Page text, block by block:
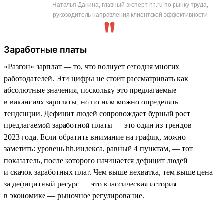
Наталья Данина, главный эксперт hh.ru по рынку труда,
руководитель направления клиентской эффективности
Заработные платы
«Разгон» зарплат — то, что волнует сегодня многих
работодателей. Эти цифры не стоит рассматривать как
абсолютные значения, поскольку это предлагаемые
в вакансиях зарплаты, но по ним можно определять
тенденции. Дефицит людей сопровождает бурный рост
предлагаемой заработной платы — это один из трендов
2023 года. Если обратить внимание на график, можно
заметить: уровень hh.индекса, равный 4 пунктам, — тот
показатель, после которого начинается дефицит людей
и скачок заработных плат. Чем выше нехватка, тем выше цена
за дефицитный ресурс — это классическая история
в экономике — рыночное регулирование.